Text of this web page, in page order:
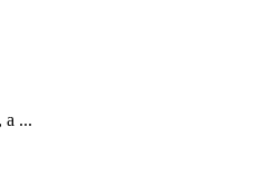
а ...